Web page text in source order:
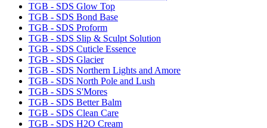
TGB - SDS Glow Top
TGB - SDS Bond Base
TGB - SDS Proform
TGB - SDS Slip & Sculpt Solution
TGB - SDS Cuticle Essence
TGB - SDS Glacier
TGB - SDS Northern Lights and Amore
TGB - SDS North Pole and Lush
TGB - SDS S'Mores
TGB - SDS Better Balm
TGB - SDS Clean Care
TGB - SDS H2O Cream